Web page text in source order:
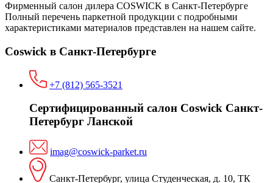
Фирменный салон дилера COSWICK в Санкт-Петербурге
Полный перечень паркетной продукции с подробными
характеристиками материалов представлен на нашем сайте.
Coswick в Санкт-Петербурге
+7 (812) 565-3521
Сертифицированный салон Coswick Санкт-
Петербург Ланской
imag@coswick-parket.ru
Санкт-Петербург, улица Студенческая, д. 10, ТК